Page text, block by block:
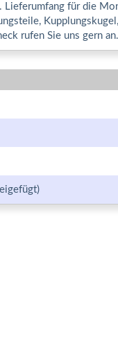
Lieferumfang für die
rufen Sie uns gern an.